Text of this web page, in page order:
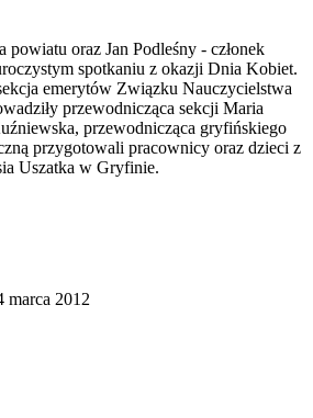
powiatu oraz Jan Podleśny - członek
spotkaniu z okazji Dnia Kobiet.
emerytów Związku Nauczycielstwa
przewodnicząca sekcji Maria
przewodnicząca gryfińskiego
przygotowali pracownicy oraz dzieci z
Uszatka w Gryfinie.
marca 2012